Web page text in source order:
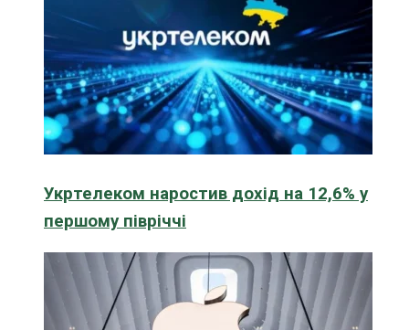
Укртелеком наростив дохід на 12,6% у
першому півріччі